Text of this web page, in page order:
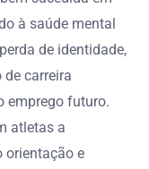
à saúde mental
de identidade,
carreira
emprego futuro.
atletas a
orientação e